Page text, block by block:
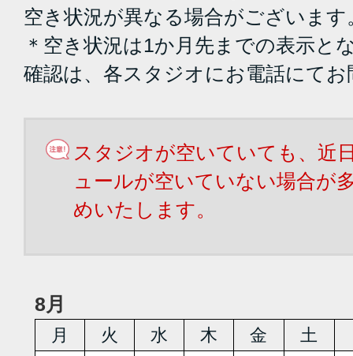
空き状況が異なる場合がございます
＊空き状況は1か月先までの表示と
確認は、各スタジオにお電話にて
スタジオが空いていても、近
ュールが空いていない場合が
めいたします。
8月
月 火 水 木 金 土